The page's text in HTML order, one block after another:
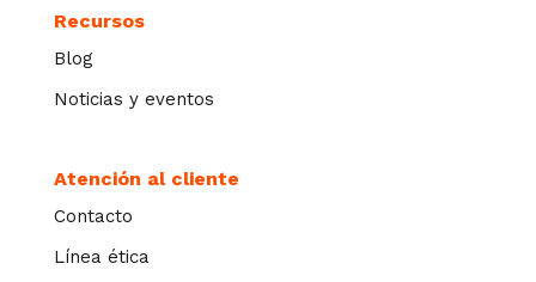
Recursos
Blog
Noticias y eventos
Atención al cliente
Contacto
Línea ética